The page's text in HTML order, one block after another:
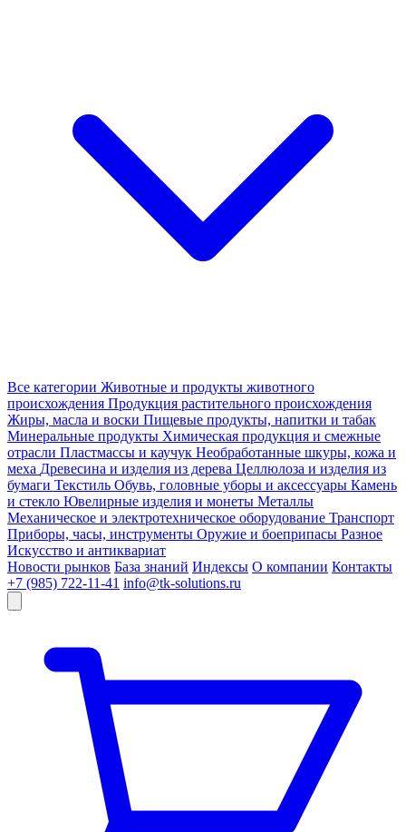
Все категории Животные и продукты животного
происхождения Продукция растительного происхождения
Жиры, масла и воски Пищевые продукты, напитки и табак
Минеральные продукты Химическая продукция и смежные
отрасли Пластмассы и каучук Необработанные шкуры, кожа и
меха Древесина и изделия из дерева Целлюлоза и изделия из
бумаги Текстиль Обувь, головные уборы и аксессуары Камень
и стекло Ювелирные изделия и монеты Металлы
Механическое и электротехническое оборудование Транспорт
Приборы, часы, инструменты Оружие и боеприпасы Разное
Искусство и антиквариат
Новости рынков База знаний Индексы О компании Контакты
+7 (985) 722-11-41 info@tk-solutions.ru